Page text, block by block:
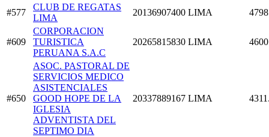
#577
CLUB DE REGATAS
LIMA
20136907400 LIMA
#609
CORPORACION
TURISTICA
PERUANA S.A.C
20265815830 LIMA
#650
ASOC. PASTORAL DE
SERVICIOS MEDICO
ASISTENCIALES
GOOD HOPE DE LA
IGLESIA
ADVENTISTA DEL
SEPTIMO DIA
20337889167 LIMA